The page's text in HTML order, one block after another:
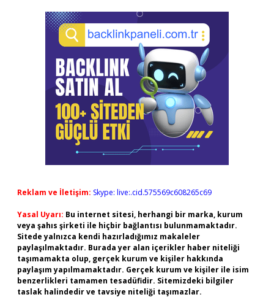
Reklam ve İletişim: Skype: live:.cid.575569c608265c69
Yasal Uyarı: Bu internet sitesi, herhangi bir marka, kurum
veya şahıs şirketi ile hiçbir bağlantısı bulunmamaktadır.
Sitede yalnızca kendi hazırladığımız makaleler
paylaşılmaktadır. Burada yer alan içerikler haber niteliği
taşımamakta olup, gerçek kurum ve kişiler hakkında
paylaşım yapılmamaktadır. Gerçek kurum ve kişiler ile isim
benzerlikleri tamamen tesadüfidir. Sitemizdeki bilgiler
taslak halindedir ve tavsiye niteliği taşımazlar.